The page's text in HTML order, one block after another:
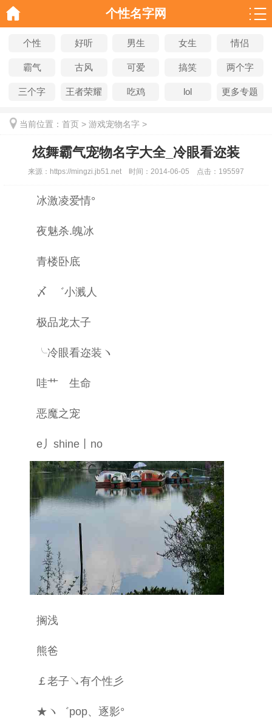
个性名字网
个性 好听 男生 女生 情侣
霸气 古风 可爱 搞笑 两个字
三个字 王者荣耀 吃鸡 lol 更多专题
当前位置： 首页 > 游戏宠物名字 >
炫舞霸气宠物名字大全_冷眼看迩装
来源： https://mingzi.jb51.net 时间： 2014-06-05 点击： 195597
冰激凌爱情°
夜魅杀.魄冰
青楼卧底
〆 ゛小溅人
极品龙太子
╰冷眼看迩装ヽ
哇艹ゝ生命
恶魔之宠
e丿shine丨no
搁浅
熊爸
￡老子↘有个性彡
★ヽ゛pop、逐影°